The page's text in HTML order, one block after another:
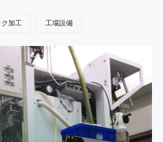
加工 工場設備